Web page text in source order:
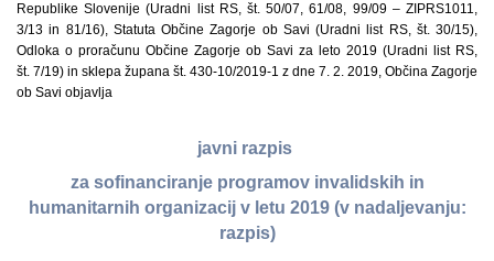
Republike Slovenije (Uradni list RS, št. 50/07, 61/08, 99/09 – ZIPRS1011,
3/13 in 81/16), Statuta Občine Zagorje ob Savi (Uradni list RS, št. 30/15),
Odloka o proračunu Občine Zagorje ob Savi za leto 2019 (Uradni list RS,
št. 7/19) in sklepa župana št. 430-10/2019-1 z dne 7. 2. 2019, Občina Zagorje
ob Savi objavlja
javni razpis
za sofinanciranje programov invalidskih in
humanitarnih organizacij v letu 2019 (v nadaljevanju:
razpis)